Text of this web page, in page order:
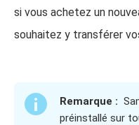
si vous achetez un
souhaitez y transférer
Remarque :
préinstallé sur